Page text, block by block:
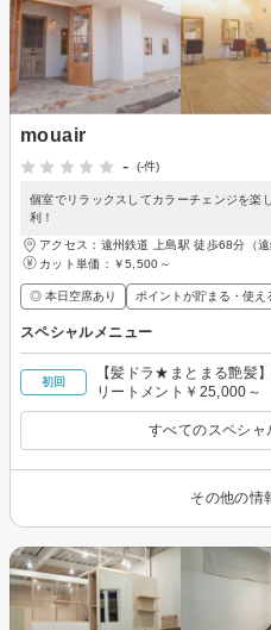
mouair
-
(-件)
個室でリラックスしてカラーチェンジを楽
利！
アクセス：遠州鉄道 上島駅 徒歩68分（
カット単価： ￥5,500～
◎ 本日空席あり ポイントが貯まる・使え
スペシャルメニュー
初回
【髪ドラ★まとまる艶髪
リートメント￥25,000～
すべてのスペシャ
その他の情